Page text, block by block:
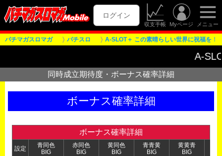
ログイン
収支手帳 Myページ メニュー
パチマガスロマガ パチスロ A-SLOT＋ この素晴らしい世界に祝福を！
A-SLOT＋
同時成立期待度・ボーナス確率詳細
ボーナス確率詳細
ボーナス確率詳細
設定
青同色
BIG
赤同色
BIG
黄同色
BIG
青青黄
BIG
黄黄青
BIG